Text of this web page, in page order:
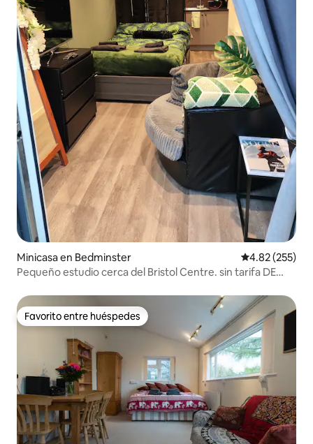
Minicasa en Bedminster Calificación
4.82 (255)
Pequeño estudio cerca del Bristol Centre. sin tarifa DE
Favorito entre huéspedes
Favorito entre huéspedes